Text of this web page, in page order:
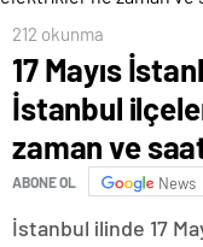
212 okunma
17 Mayıs
İstanbul
zaman ve
ABONE OL News
İstanbul ilinde 17